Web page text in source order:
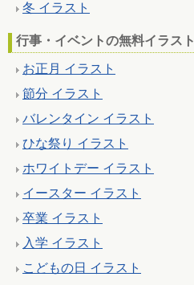
冬 イラスト
行事・イベントの無料イラスト
お正月 イラスト
節分 イラスト
バレンタイン イラスト
ひな祭り イラスト
ホワイトデー イラスト
イースター イラスト
卒業 イラスト
入学 イラスト
こどもの日 イラスト